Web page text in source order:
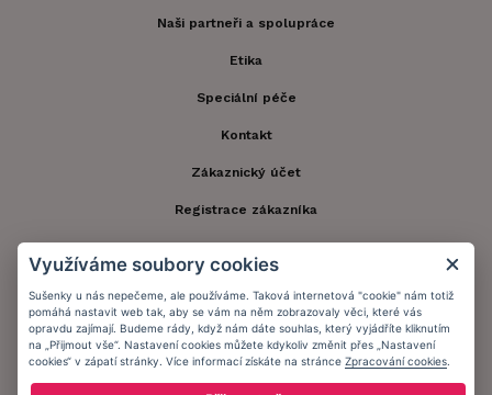
Naši partneři a spolupráce
Etika
Speciální péče
Kontakt
Zákaznický účet
Registrace zákazníka
Doprava a platba
Ochrana osobních údajů
Informační memorandum
Využíváme soubory cookies
Sušenky u nás nepečeme, ale používáme. Taková internetová "cookie" nám totiž
pomáhá nastavit web tak, aby se vám na něm zobrazovaly věci, které vás
opravdu zajímají. Budeme rády, když nám dáte souhlas, který vyjádříte kliknutím
na „Přijmout vše“. Nastavení cookies můžete kdykoliv změnit přes „Nastavení
cookies“ v zápatí stránky. Více informací získáte na stránce Zpracování cookies